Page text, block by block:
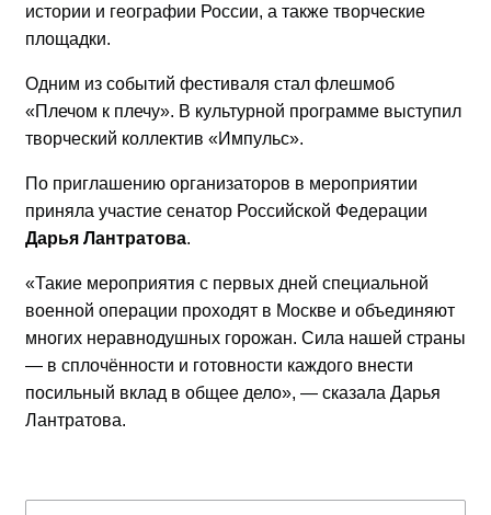
истории и географии России, а также творческие
площадки.
Одним из событий фестиваля стал флешмоб
«Плечом к плечу». В культурной программе выступил
творческий коллектив «Импульс».
По приглашению организаторов в мероприятии
приняла участие сенатор Российской Федерации
Дарья Лантратова.
«Такие мероприятия с первых дней специальной
военной операции проходят в Москве и объединяют
многих неравнодушных горожан. Сила нашей страны
— в сплочённости и готовности каждого внести
посильный вклад в общее дело», — сказала Дарья
Лантратова.